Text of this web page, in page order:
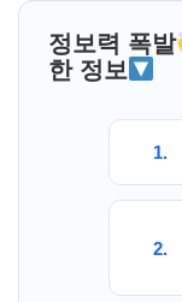
정보력 폭발
한 정보
1.
2.